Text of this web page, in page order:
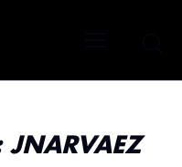
JNARVAEZ